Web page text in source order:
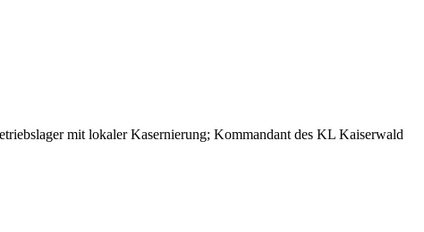
mit lokaler Kasernierung; Kommandant des KL Kaiserwald